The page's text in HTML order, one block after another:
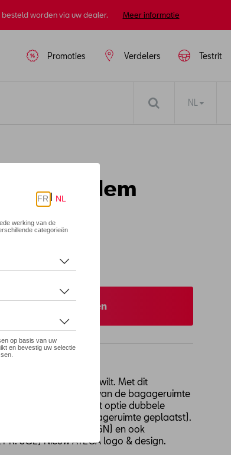
worden via uw dealer. Meer informatie
Testrit
Verdelers
Promoties
NL
bodem
dealer om te bestellen
wereld zo vaak als je wilt. Met dit
voor de vloer van de bagageruimte
Compatibel met optie dubbele
van de bagageruimte geplaatst).
stand (met PR: 3GN) en ook
3GE) Nieuw ATECA logo & design.